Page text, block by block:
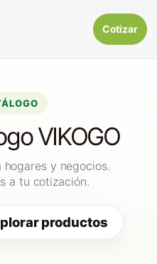
Cotizar
VIKOGO
y negocios.
a tu cotización.
productos